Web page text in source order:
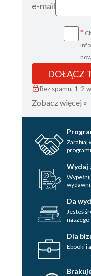
e-mail
*
DOŁĄCZ
Bez spamu, 1-2
Zobacz więcej »
Zarabiaj
Wydaj
Da
Jesteś
naszego
Dla
Ebooki i